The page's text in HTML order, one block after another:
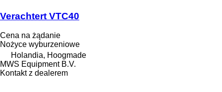
Verachtert VTC40
Cena na żądanie
Nożyce wyburzeniowe
Holandia, Hoogmade
MWS Equipment B.V.
Kontakt z dealerem